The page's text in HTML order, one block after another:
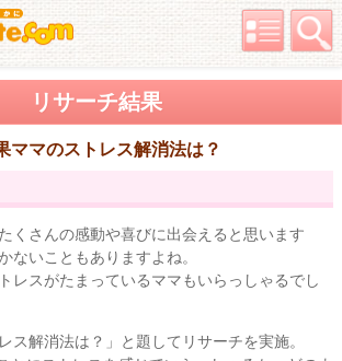
リサーチ結果
ママのストレス解消法は？
くさんの感動や喜びに出会えると思います
ないこともありますよね。
レスがたまっているママもいらっしゃるでし
ス解消法は？」と題してリサーチを実施。